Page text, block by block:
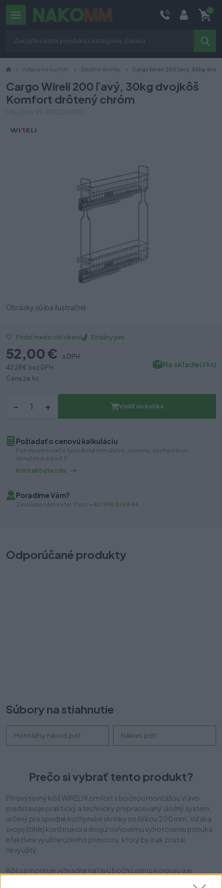
0
Vybavenie kuchýň Spodné skrinky Cargo Wireli 200 ľavý, 30kg
Cargo Wireli 200 ľavý, 30kg dvojkôš
Komfort drôtený chróm
Obrázky sú iba ilustračné
Pridať medzi obľúbené Strážny pes
52,00 €
s DPH
42,28 € bez DPH
Cena za: ks
Na sklade(2 ks)
– + Vložiť do košíka
Požiadať o cenovú kalkuláciu
Potrebujete niečo špecifické (množstvo, rozmery, konfiguráciu,
doručenie a pod.)?
Kontaktujte nás
Poradíme Vám?
Zavolajte nám na tel. číslo: +421 905 824 844
Odporúčané produkty
Súbory na stiahnutie
Montážny návod.pdf Nákres.pdf
Prečo si vybrať tento produkt?
Plnovýsuvný kôš WIRELI Komfort s bočnou montážou vľavo
predstavuje praktický a technicky prepracovaný úložný systém,
určený pre spodné kuchynské skrinky so šírkou 200 mm. Vďaka
svojej štíhlej konštrukcii a dvojúrovňovému vyhotoveniu ponúka
efektívne využitie úzkeho priestoru, ktorý by inak zostal
nevyužitý.
Kôš sa montuje výhradne na ľavú bočnú stenu korpusu a je